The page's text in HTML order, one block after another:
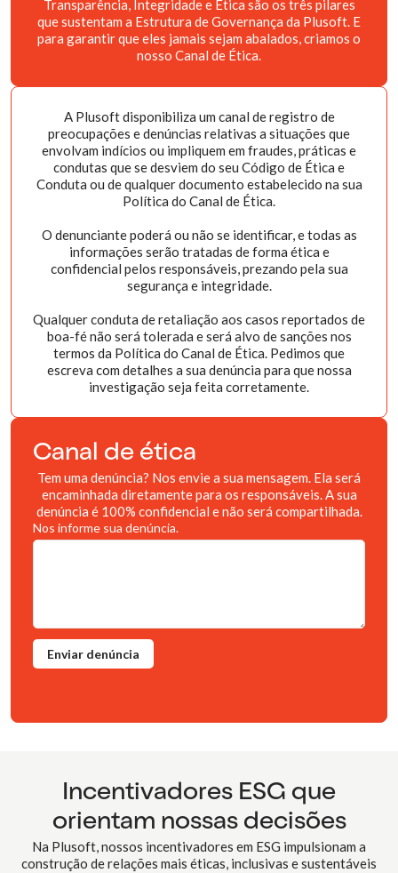
Transparência, Integridade e Ética são os três pilares
que sustentam a Estrutura de Governança da Plusoft. E
para garantir que eles jamais sejam abalados, criamos o
nosso Canal de Ética.
A Plusoft disponibiliza um canal de registro de
preocupações e denúncias relativas a situações que
envolvam indícios ou impliquem em fraudes, práticas e
condutas que se desviem do seu Código de Ética e
Conduta ou de qualquer documento estabelecido na sua
Política do Canal de Ética.
O denunciante poderá ou não se identificar, e todas as
informações serão tratadas de forma ética e
confidencial pelos responsáveis, prezando pela sua
segurança e integridade.
Qualquer conduta de retaliação aos casos reportados de
boa-fé não será tolerada e será alvo de sanções nos
termos da Política do Canal de Ética. Pedimos que
escreva com detalhes a sua denúncia para que nossa
investigação seja feita corretamente.
Canal de ética
Tem uma denúncia? Nos envie a sua mensagem. Ela será
encaminhada diretamente para os responsáveis. A sua
denúncia é 100% confidencial e não será compartilhada.
Incentivadores ESG que
orientam nossas decisões
Na Plusoft, nossos incentivadores em ESG impulsionam a
construção de relações mais éticas, inclusivas e sustentáveis